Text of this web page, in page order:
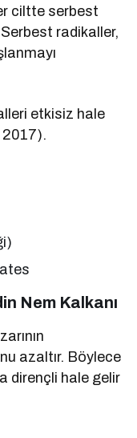
ciltte serbest
radikaller,
etkisiz hale
2017).
Nem Kalkanı
azaltır. Böylece
dirençli hale gelir